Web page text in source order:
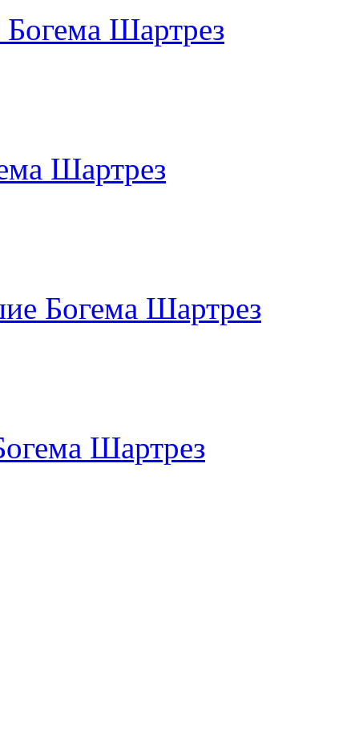
Шартрез
Шартрез
Богема Шартрез
Шартрез